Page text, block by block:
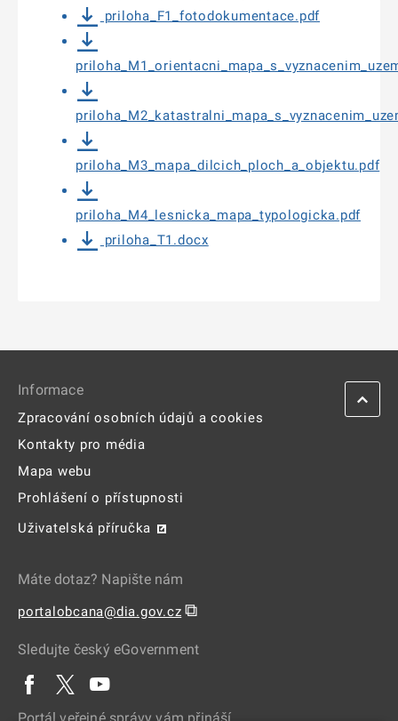
priloha_F1_fotodokumentace.pdf
priloha_M3_mapa_dilcich_ploch_a_objektu.pdf
priloha_M4_lesnicka_mapa_typologicka.pdf
priloha_T1.docx
Informace
Zpracování osobních údajů a cookies
Kontakty pro média
Mapa webu
Prohlášení o přístupnosti
Uživatelská příručka
Máte dotaz? Napište nám
portalobcana@dia.gov.cz ⧉
Sledujte český eGovernment